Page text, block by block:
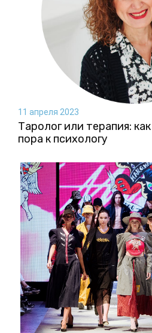
11 апреля 2023
Таролог или терапия:
пора к психологу